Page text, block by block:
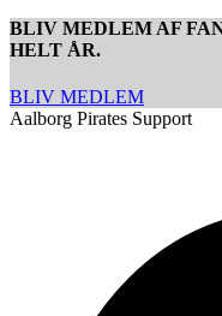
BLIV MEDLEM AF
HELT ÅR.
BLIV MEDLEM
Aalborg Pirates Support